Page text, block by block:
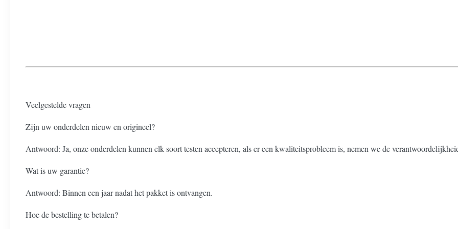
Veelgestelde vragen
Zijn uw onderdelen nieuw en origineel?
Antwoord: Ja, onze onderdelen kunnen elk soort testen accepteren, als er een kwaliteitsprobleem is, nemen we de
Wat is uw garantie?
Antwoord: Binnen een jaar nadat het pakket is ontvangen.
Hoe de bestelling te betalen?